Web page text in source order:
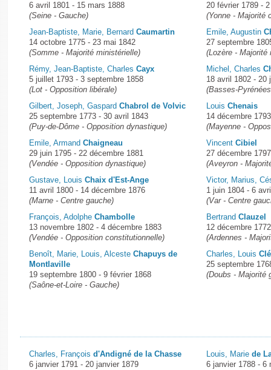
6 avril 1801 - 15 mars 1888
(Seine - Gauche)
Jean-Baptiste, Marie, Bernard Caumartin
14 octobre 1775 - 23 mai 1842
(Somme - Majorité ministérielle)
Rémy, Jean-Baptiste, Charles Cayx
5 juillet 1793 - 3 septembre 1858
(Lot - Opposition libérale)
Gilbert, Joseph, Gaspard Chabrol de Volvic
25 septembre 1773 - 30 avril 1843
(Puy-de-Dôme - Opposition dynastique)
Emile, Armand Chaigneau
29 juin 1795 - 22 décembre 1881
(Vendée - Opposition dynastique)
Gustave, Louis Chaix d'Est-Ange
11 avril 1800 - 14 décembre 1876
(Marne - Centre gauche)
François, Adolphe Chambolle
13 novembre 1802 - 4 décembre 1883
(Vendée - Opposition constitutionnelle)
Benoît, Marie, Louis, Alceste Chapuys de
Montlaville
19 septembre 1800 - 9 février 1868
(Saône-et-Loire - Gauche)
20 février 1789 -
(Yonne - Majorité
Emile, Augustin
27 septembre
(Lozère - Majorité
Michel, Charles
18 avril 1802 - 20
(Basses-
LouisChenais
14 décembre
(Mayenne -
VincentCibiel
27 décembre
(Aveyron -
Victor, Marius,
1 juin 1804 - 6
(Var - Centre
BertrandClauzel
12 décembre
(Ardennes -
Charles, Louis
25 septembre
(Doubs - Majorité
Charles, François d'Andigné de la Chasse
6 janvier 1791 - 20 janvier 1879
Louis, Mariede
6 janvier 1788 - 6